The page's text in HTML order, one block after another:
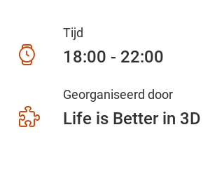
Tijd
18:00 - 22:00
Georganiseerd door
Life is Better in 3D